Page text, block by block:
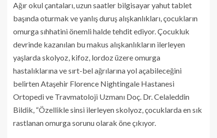
Ağır okul çantaları, uzun saatler bilgisayar yahut tablet
başında oturmak ve yanlış duruş alışkanlıkları, çocukların
omurga sıhhatini önemli halde tehdit ediyor. Çocukluk
devrinde kazanılan bu makus alışkanlıkların ilerleyen
yaşlarda skolyoz, kifoz, lordoz üzere omurga
hastalıklarına ve sırt-bel ağrılarına yol açabileceğini
belirten Ataşehir Florence Nightingale Hastanesi
Ortopedi ve Travmatoloji Uzmanı Doç. Dr. Celaleddin
Bildik, “Özellikle sinsi ilerleyen skolyoz, çocuklarda en sık
rastlanan omurga sorunu olarak öne çıkıyor.